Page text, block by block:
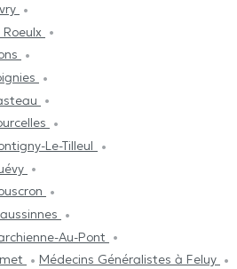
Le-Tilleul
Au-Pont
Médecins Généralistes à Feluy